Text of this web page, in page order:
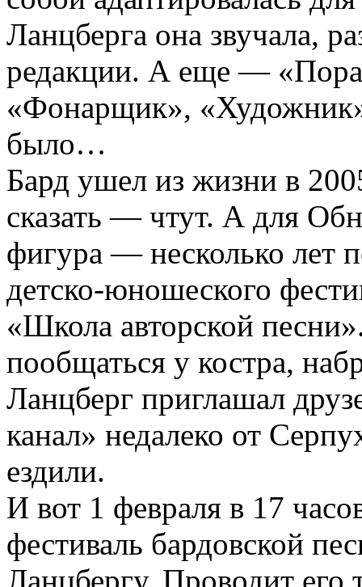
Ланцберга она звучала,
редакции. А еще — «Пора
«Фонарщик»,
было…
Бард ушел из жизни в
сказать — чтут. А для
фигура — несколько лет
детско-­юношеского
«Школа авторской
пообщаться у костра,
Ланцберг приглашал
канал» недалеко от
ездили.
И вот 1 февраля в 17
фестиваль бардовской
Ланцбергу. Проводит его